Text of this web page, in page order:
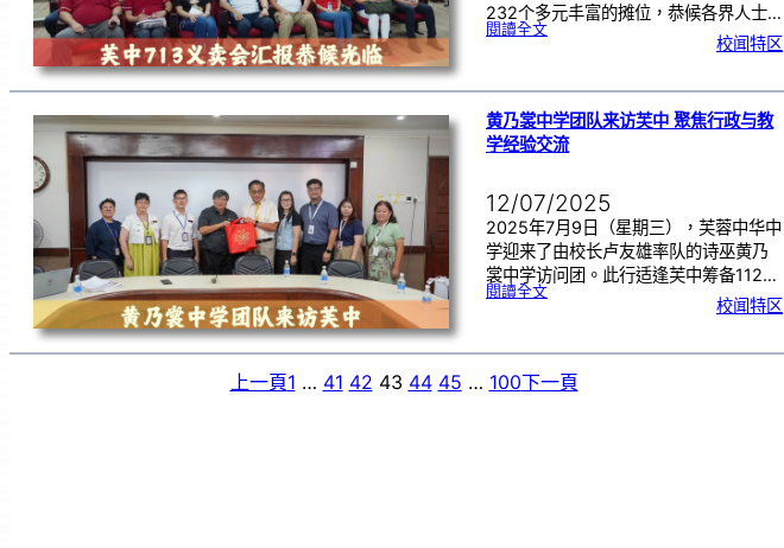
232个多元丰富的摊位，恭候各界人士…
閱讀全文:芙
校
义
卖
会
汇
报
|
日
恭
候
光
临
校闻特区
黄乃裳中学团队来访芙中 聚焦行政与教
学经验交流
12/07/2025
2025年7月9日（星期三），芙蓉中华中
学迎来了由校长卢友雄率队的诗巫黄乃
裳中学访问团。此行适逢芙中筹备112…
閱讀全文:黄
来
芙
中
聚
校闻特区
上一頁1 … 41 42 43 44 45 … 100下一頁